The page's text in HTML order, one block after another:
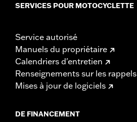
SERVICES POUR MOTOCYCLETTE
Service autorisé
Manuels du propriétaire
Calendriers d'entretien
Renseignements sur les rappels
Mises à jour de logiciels
DE FINANCEMENT